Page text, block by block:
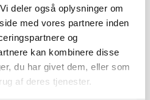
deler også oplysninger om
med vores partnere inden
og
kan kombinere disse
du har givet dem, eller som
af deres tjenester.